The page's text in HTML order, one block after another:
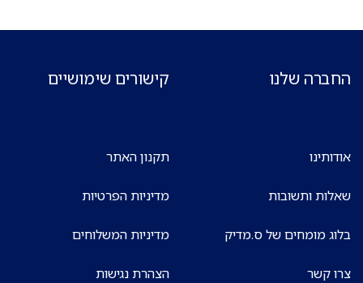
החברה שלנו
אודותינו
שאלות ותשובות
בלוג מומחים של ס.מדיק
צרו קשר
קישורים שימושיים
תקנון האתר
מדיניות הפרטיות
מדיניות המשלוחים
הצהרת נגישות